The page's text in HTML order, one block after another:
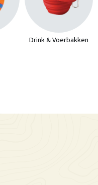
Drink & Voerbakken